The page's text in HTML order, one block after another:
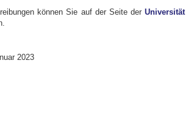
können Sie auf der Seite der Universität
2023